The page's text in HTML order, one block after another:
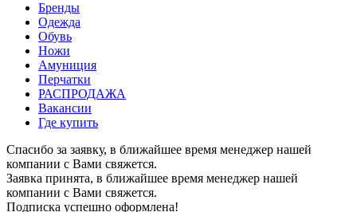
Бренды
Одежда
Обувь
Ножи
Амуниция
Перчатки
РАСПРОДАЖА
Вакансии
Где купить
Спасибо за заявку, в ближайшее время менеджер нашей
компании с Вами свяжется.
Заявка принята, в ближайшее время менеджер нашей
компании с Вами свяжется.
Подписка успешно оформлена!